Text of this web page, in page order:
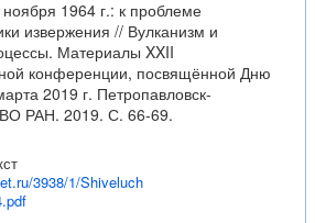
1964 г.: к проблеме
извержения // Вулканизм и
Материалы XXII
конференции, посвящённой Дню
2019 г. Петропавловск-
РАН. 2019. С. 66-69.
3938/1/Shiveluch